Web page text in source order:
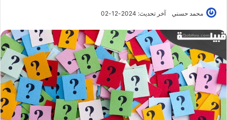
محمد حسني آخر تحديث: 2024-12-02